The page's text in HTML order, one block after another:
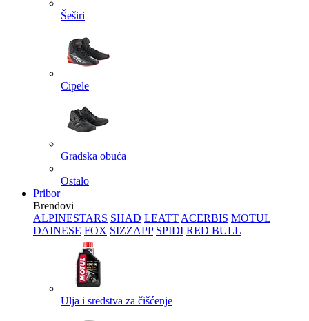
Šeširi
Cipele
Gradska obuća
Ostalo
Pribor
Brendovi
ALPINESTARS SHAD LEATT ACERBIS MOTUL
DAINESE FOX SIZZAPP SPIDI RED BULL
Ulja i sredstva za čišćenje